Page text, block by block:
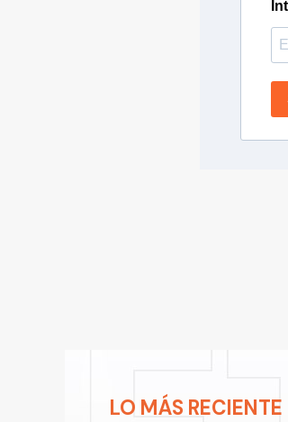
LO MÁS RECIENTE